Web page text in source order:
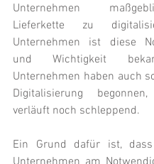
Unternehmen
Lieferkette zu
Unternehmen ist diese
und Wichtigkeit
Unternehmen haben auch
Digitalisierung
verläuft noch schleppend.
Ein Grund dafür ist,